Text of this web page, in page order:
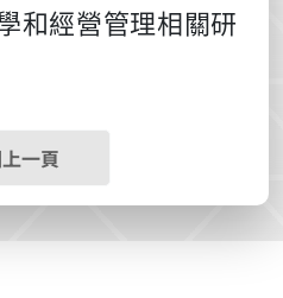
和經營管理相關研
一頁